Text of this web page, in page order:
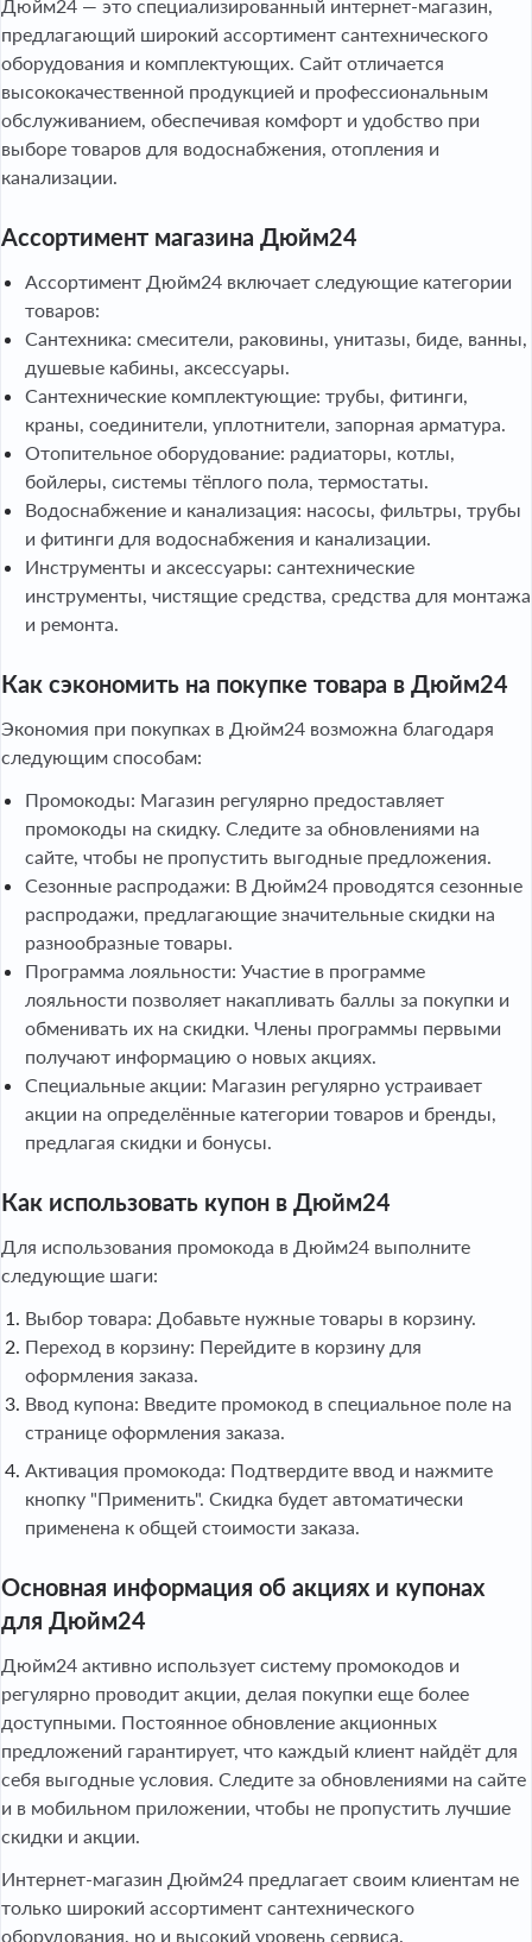
Дюйм24 — это специализированный интернет-магазин,
предлагающий широкий ассортимент сантехнического
оборудования и комплектующих. Сайт отличается
высококачественной продукцией и профессиональным
обслуживанием, обеспечивая комфорт и удобство при
выборе товаров для водоснабжения, отопления и
канализации.
Ассортимент магазина Дюйм24
Ассортимент Дюйм24 включает следующие категории
товаров:
Сантехника: смесители, раковины, унитазы, биде, ванны,
душевые кабины, аксессуары.
Сантехнические комплектующие: трубы, фитинги,
краны, соединители, уплотнители, запорная арматура.
Отопительное оборудование: радиаторы, котлы,
бойлеры, системы тёплого пола, термостаты.
Водоснабжение и канализация: насосы, фильтры, трубы
и фитинги для водоснабжения и канализации.
Инструменты и аксессуары: сантехнические
инструменты, чистящие средства, средства для монтажа
и ремонта.
Как сэкономить на покупке товара в Дюйм24
Экономия при покупках в Дюйм24 возможна благодаря
следующим способам:
Промокоды: Магазин регулярно предоставляет
промокоды на скидку. Следите за обновлениями на
сайте, чтобы не пропустить выгодные предложения.
Сезонные распродажи: В Дюйм24 проводятся сезонные
распродажи, предлагающие значительные скидки на
разнообразные товары.
Программа лояльности: Участие в программе
лояльности позволяет накапливать баллы за покупки и
обменивать их на скидки. Члены программы первыми
получают информацию о новых акциях.
Специальные акции: Магазин регулярно устраивает
акции на определённые категории товаров и бренды,
предлагая скидки и бонусы.
Как использовать купон в Дюйм24
Для использования промокода в Дюйм24 выполните
следующие шаги:
Выбор товара: Добавьте нужные товары в корзину.
Переход в корзину: Перейдите в корзину для
оформления заказа.
Ввод купона: Введите промокод в специальное поле на
странице оформления заказа.
Активация промокода: Подтвердите ввод и нажмите
кнопку "Применить". Скидка будет автоматически
применена к общей стоимости заказа.
Основная информация об акциях и купонах
для Дюйм24
Дюйм24 активно использует систему промокодов и
регулярно проводит акции, делая покупки еще более
доступными. Постоянное обновление акционных
предложений гарантирует, что каждый клиент найдёт для
себя выгодные условия. Следите за обновлениями на сайте
и в мобильном приложении, чтобы не пропустить лучшие
скидки и акции.
Интернет-магазин Дюйм24 предлагает своим клиентам не
только широкий ассортимент сантехнического
оборудования, но и высокий уровень сервиса.